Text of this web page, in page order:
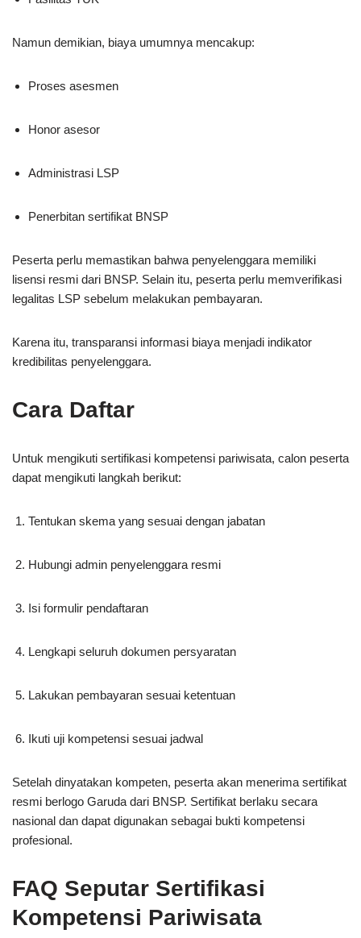
Namun demikian, biaya umumnya mencakup:
Proses asesmen
Honor asesor
Administrasi LSP
Penerbitan sertifikat BNSP
Peserta perlu memastikan bahwa penyelenggara memiliki
lisensi resmi dari BNSP. Selain itu, peserta perlu memverifikasi
legalitas LSP sebelum melakukan pembayaran.
Karena itu, transparansi informasi biaya menjadi indikator
kredibilitas penyelenggara.
Cara Daftar
Untuk mengikuti sertifikasi kompetensi pariwisata, calon peserta
dapat mengikuti langkah berikut:
Tentukan skema yang sesuai dengan jabatan
Hubungi admin penyelenggara resmi
Isi formulir pendaftaran
Lengkapi seluruh dokumen persyaratan
Lakukan pembayaran sesuai ketentuan
Ikuti uji kompetensi sesuai jadwal
Setelah dinyatakan kompeten, peserta akan menerima sertifikat
resmi berlogo Garuda dari BNSP. Sertifikat berlaku secara
nasional dan dapat digunakan sebagai bukti kompetensi
profesional.
FAQ Seputar Sertifikasi
Kompetensi Pariwisata